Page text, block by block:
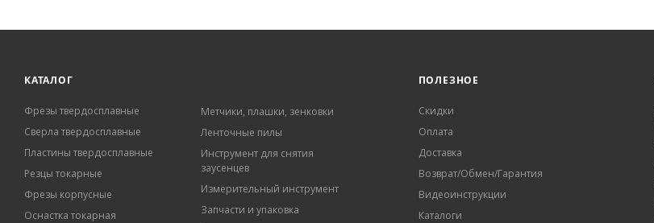
КАТАЛОГ
Фрезы твердосплавные
Сверла твердосплавные
Пластины твердосплавные
Резцы токарные
Фрезы корпусные
Оснастка токарная
Метчики, плашки, зенковки
Ленточные пилы
Инструмент для снятия
заусенцев
Измерительный инструмент
Запчасти и упаковка
ПОЛЕЗНОЕ
Скидки
Оплата
Доставка
Возврат/Обмен/Гарантия
Видеоинструкции
Каталоги